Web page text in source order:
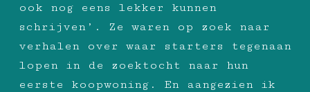
ook nog eens lekker kunnen
schrijven’. Ze waren op zoek naar
verhalen over waar starters tegenaan
lopen in de zoektocht naar hun
eerste koopwoning. En aangezien ik